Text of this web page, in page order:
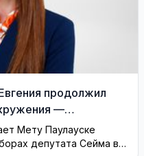
продолжил
—
движения
Мету Паулауске
депутата Сейма в